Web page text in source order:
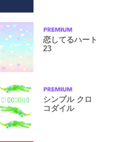
恋してるハート
23
シンプル クロ
コダイル